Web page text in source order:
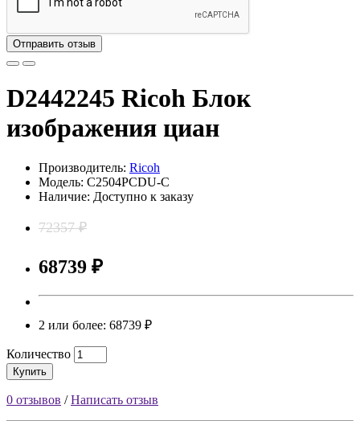
Отправить отзыв
D2442245 Ricoh Блок
изображения циан
Производитель: Ricoh
Модель: C2504PCDU-C
Наличие: Доступно к заказу
72357 ₽
68739 ₽
2 или более: 68739 ₽
Количество
Купить
0 отзывов /Написать отзыв